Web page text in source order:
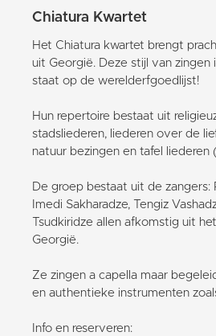
Chiatura Kwartet
Het Chiatura kwartet brengt
uit Georgië. Deze stijl van zingen
staat op de werelderfgoedlijst!
Hun repertoire bestaat uit
stadsliederen, liederen over de
natuur bezingen en tafel liederen
De groep bestaat uit de zangers:
Imedi Sakharadze, Tengiz
Tsudkiridze allen afkomstig uit
Georgië.
Ze zingen a capella maar
en authentieke instrumenten
Info en reserveren: